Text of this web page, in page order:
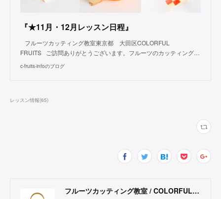
『★11月・12月レッスン日程』
フルーツカッティング教室東京都 大田区COLORFUL
FRUITS ご訪問ありがとうございます。フルーツのカッティング…
c-fruits-infoのブログ
レッスン情報(65)
フルーツカッティング教室 / COLORFUL FRUITS